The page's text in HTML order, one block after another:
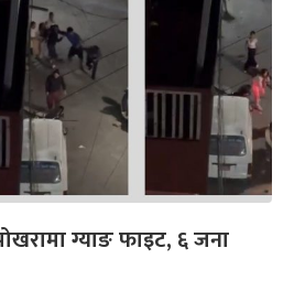
ग्याङ फाइट, ६ जना